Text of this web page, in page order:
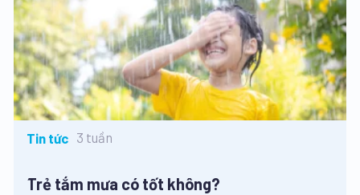
Tin tức 3 tuần
Trẻ tắm mưa có tốt không?